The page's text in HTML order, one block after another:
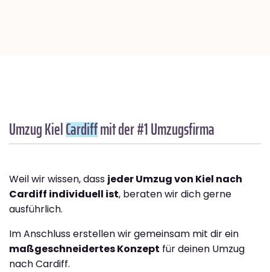
Umzug KielCardiffmit der #1 Umzugsfirma
Weil wir wissen, dass jeder Umzug von Kiel nach
Cardiff individuell ist, beraten wir dich gerne
ausführlich.
Im Anschluss erstellen wir gemeinsam mit dir ein
maßgeschneidertes Konzept für deinen Umzug
nach Cardiff.